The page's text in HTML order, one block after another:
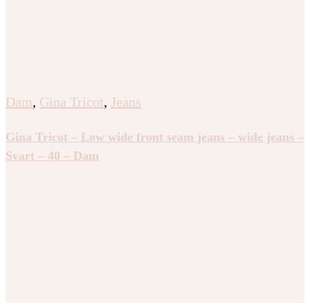
Dam, Gina Tricot, Jeans
Gina Tricot – Low wide front seam jeans – wide jeans –
Svart – 40 – Dam